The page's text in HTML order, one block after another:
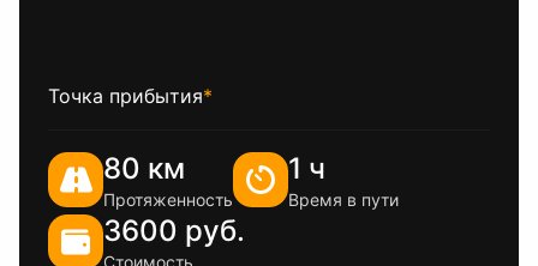
Точка прибытия*
80 км
Протяженность
1 ч
Время в пути
3600 руб.
Стоимость